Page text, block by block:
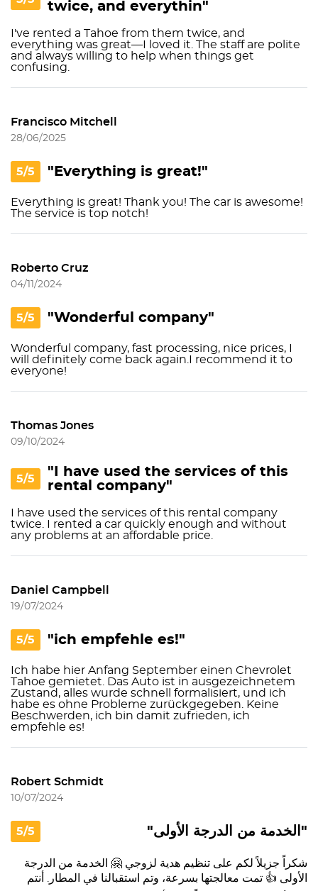
twice, and everythin"
I've rented a Tahoe from them twice, and
everything was great—I loved it. The staff are polite
and always willing to help when things get
confusing.
Francisco Mitchell
28/06/2025
5/5 "Everything is great!"
Everything is great! Thank you! The car is awesome!
The service is top notch!
Roberto Cruz
04/11/2024
5/5 "Wonderful company"
Wonderful company, fast processing, nice prices, I
will definitely come back again.I recommend it to
everyone!
Thomas Jones
09/10/2024
5/5
"I have used the services of this
rental company"
I have used the services of this rental company
twice. I rented a car quickly enough and without
any problems at an affordable price.
Daniel Campbell
19/07/2024
5/5 "ich empfehle es!"
Ich habe hier Anfang September einen Chevrolet
Tahoe gemietet. Das Auto ist in ausgezeichnetem
Zustand, alles wurde schnell formalisiert, und ich
habe es ohne Probleme zurückgegeben. Keine
Beschwerden, ich bin damit zufrieden, ich
empfehle es!
Robert Schmidt
10/07/2024
5/5 "الخدمة من الدرجة الأولى"
شكراً جزيلاً لكم على تنظيم هدية لزوجي 🤗 الخدمة من الدرجة
الأولى 👍 تمت معالجتها بسرعة، وتم استقبالنا في المطار. أنتم